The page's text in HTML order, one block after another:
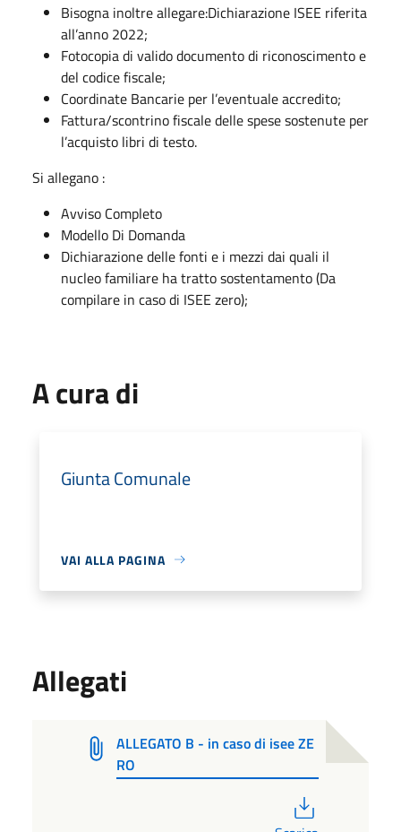
Bisogna inoltre allegare:Dichiarazione ISEE riferita
all’anno 2022;
Fotocopia di valido documento di riconoscimento e
del codice fiscale;
Coordinate Bancarie per l’eventuale accredito;
Fattura/scontrino fiscale delle spese sostenute per
l’acquisto libri di testo.
Si allegano :
Avviso Completo
Modello Di Domanda
Dichiarazione delle fonti e i mezzi dai quali il
nucleo familiare ha tratto sostentamento (Da
compilare in caso di ISEE zero);
A cura di
Giunta Comunale
VAI ALLA PAGINA
Allegati
ALLEGATO B - in caso di isee ZE
RO